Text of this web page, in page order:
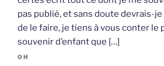
pas publié, et sans doute devrais-
de le faire, je tiens à vous conter le
souvenir d’enfant que […]
OH